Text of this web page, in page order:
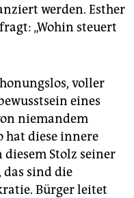
werden. Esther
„Wohin steuert
voller
eines
niemandem
hat diese innere
Stolz seiner
sind die
Bürger leitet